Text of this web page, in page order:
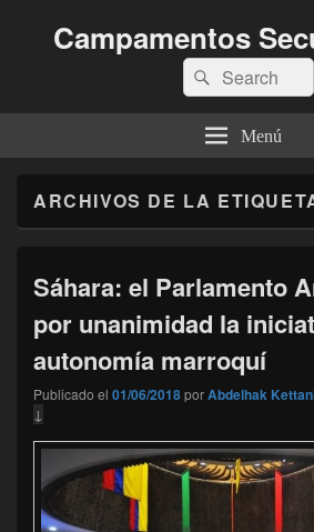
Campamentos
Buscar
por:
Buscar
Menú
ARCHIVOS DE LA
Sáhara: el Parlamento
por unanimidad la
autonomía marroquí
Publicado el 01/06/2018porAbdelhak
↓